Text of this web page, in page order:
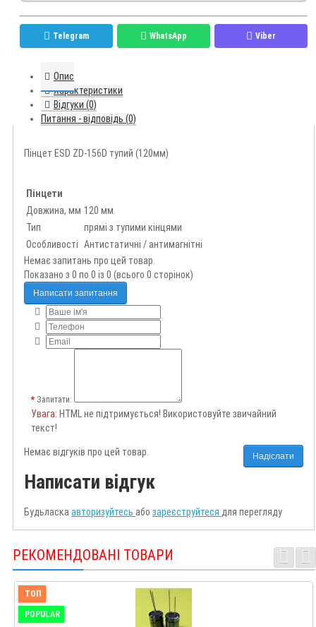
Telegram WhatsApp Viber
Опис
Характеристики
Відгуки (0)
Питання - відповідь (0)
Пінцет ESD ZD-156D тупий (120мм)
Пінцети
Довжина, мм 120 мм.
Тип
прямі з тупими кінцями
Особливості Антистатичні / антимагнітні
Немає запитань про цей товар.
Показано з 0 по 0 із 0 (всього 0 сторінок)
Написати запитання
Запитати:
Увага: HTML не підтримується! Використовуйте звичайний
текст!
Надіслати
Немає відгуків про цей товар.
Написати відгук
Будьласка авторизуйтесь або зареєструйтеся для перегляду
РЕКОМЕНДОВАНІ ТОВАРИ
ТОП
POPULAR